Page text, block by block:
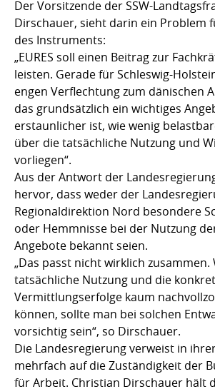
Der Vorsitzende der SSW-
Dirschauer, sieht darin ein Problem
des Instruments:
„EURES soll einen Beitrag zur
leisten. Gerade für Schleswig-
engen Verflechtung zum dänischen
das grundsätzlich ein wichtiges
erstaunlicher ist, wie wenig
über die tatsächliche Nutzung und
vorliegen“.
Aus der Antwort der
hervor, dass weder der
Regionaldirektion Nord besondere
oder Hemmnisse bei der Nutzung der
Angebote bekannt seien.
„Das passt nicht wirklich zusammen.
tatsächliche Nutzung und die
Vermittlungserfolge kaum
können, sollte man bei solchen
vorsichtig sein“, so Dirschauer.
Die Landesregierung verweist in
mehrfach auf die Zuständigkeit der
für Arbeit. Christian Dirschauer hält